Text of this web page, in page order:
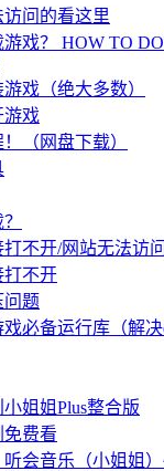
访问的看这里
戏？ HOW TO
戏（绝大多数）
游戏
（网盘下载）
不开/网站无法访
打不开
问题
戏必备运行库（解
姐姐Plus整合版
费看
会音乐（小姐姐